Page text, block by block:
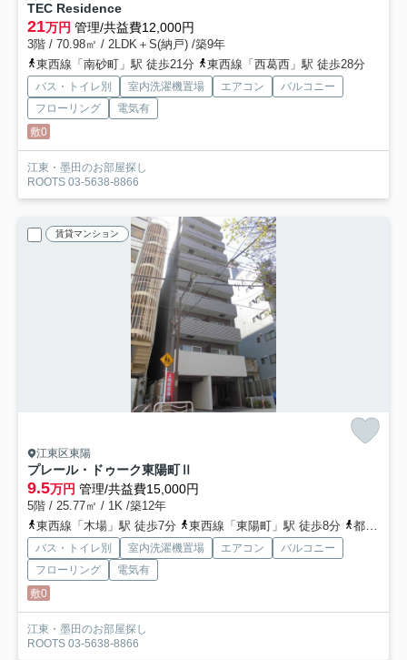
TEC Residence
21万円 管理/共益費12,000円
3階 / 70.98㎡ / 2LDK＋S(納戸) /築9年
東西線「南砂町」駅 徒歩21分
東西線「西葛西」駅 徒歩28分
バス・トイレ別 室内洗濯機置場 エアコン
バルコニー
フローリング
電気有
敷0
江東・墨田のお部屋探し
ROOTS 03-5638-8866
賃貸マンション
江東区東陽
プレール・ドゥーク東陽町Ⅱ
9.5万円 管理/共益費15,000円
5階 / 25.77㎡ / 1K /築12年
東西線「木場」駅 徒歩7分
東西線「東陽町」駅 徒歩8分 都営大江戸線「門前仲町」駅 徒歩24分
バス・トイレ別 室内洗濯機置場 エアコン
バルコニー
フローリング
電気有
敷0
江東・墨田のお部屋探し
ROOTS 03-5638-8866